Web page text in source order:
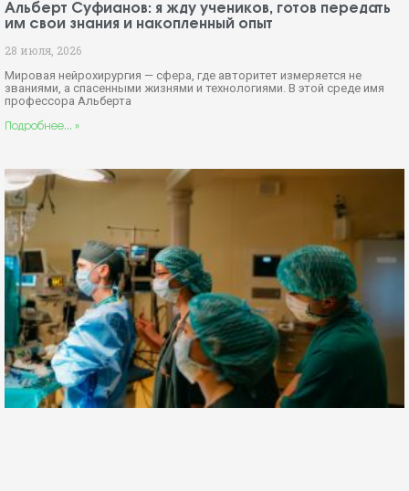
Альберт Суфианов: я жду учеников, готов передать
им свои знания и накопленный опыт
28 июля, 2026
Мировая нейрохирургия — сфера, где авторитет измеряется не
званиями, а спасенными жизнями и технологиями. В этой среде имя
профессора Альберта
Подробнее... »